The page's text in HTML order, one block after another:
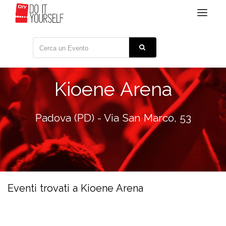
Toggle
Kioene Arena
Padova (PD) - Via San Marco, 53
Eventi trovati a Kioene Arena